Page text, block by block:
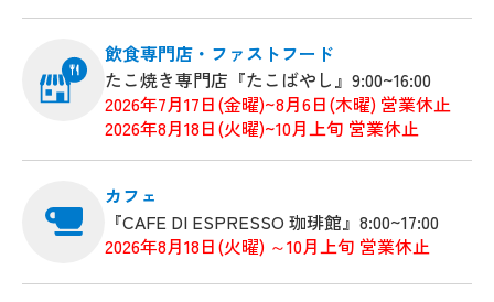
飲食専門店・ファストフード
たこ焼き専門店『たこばやし』9:00~16:00
2026年7月17日(金曜)~8月6日(木曜) 営業休止
2026年8月18日(火曜)~10月上旬 営業休止
カフェ
『CAFE DI ESPRESSO 珈琲館』8:00~17:00
2026年8月18日(火曜) ～10月上旬 営業休止